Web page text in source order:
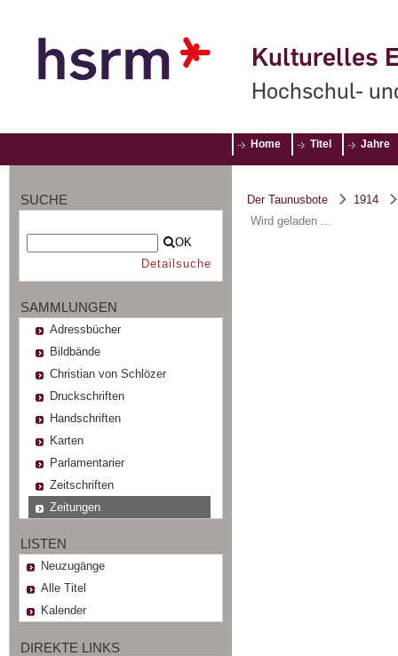
Kulturelles
Hochschul-
Home Titel Jahre
SUCHE
OK
Detailsuche
SAMMLUNGEN
Adressbücher
Bildbände
Christian von Schlözer
Druckschriften
Handschriften
Karten
Parlamentarier
Zeitschriften
Zeitungen
LISTEN
Neuzugänge
Alle Titel
Kalender
DIREKTE LINKS
Der Taunusbote 1914
Wird geladen ...